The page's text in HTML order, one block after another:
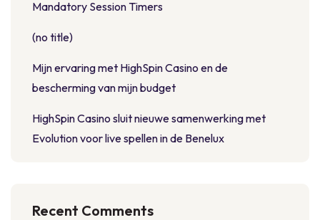
Mandatory Session Timers
(no title)
Mijn ervaring met HighSpin Casino en de
bescherming van mijn budget
HighSpin Casino sluit nieuwe samenwerking met
Evolution voor live spellen in de Benelux
Recent Comments